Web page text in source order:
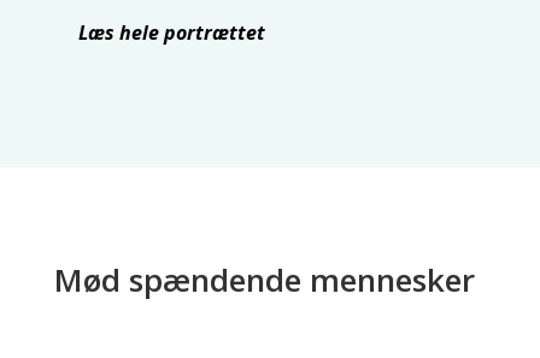
Læs hele portrættet
Mød spændende mennesker